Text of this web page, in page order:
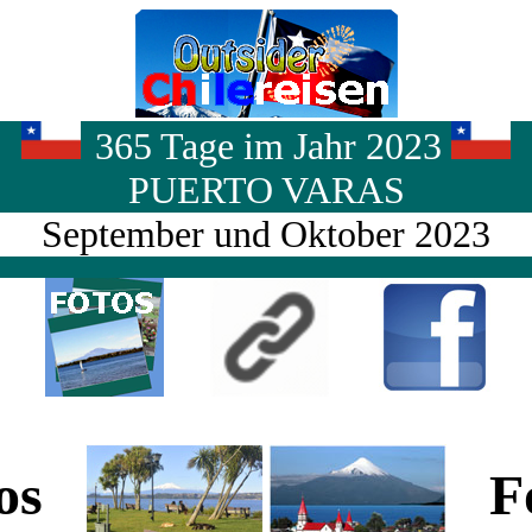
365 Tage im Jahr 2023
PUERTO VARAS
September und Oktober 2023